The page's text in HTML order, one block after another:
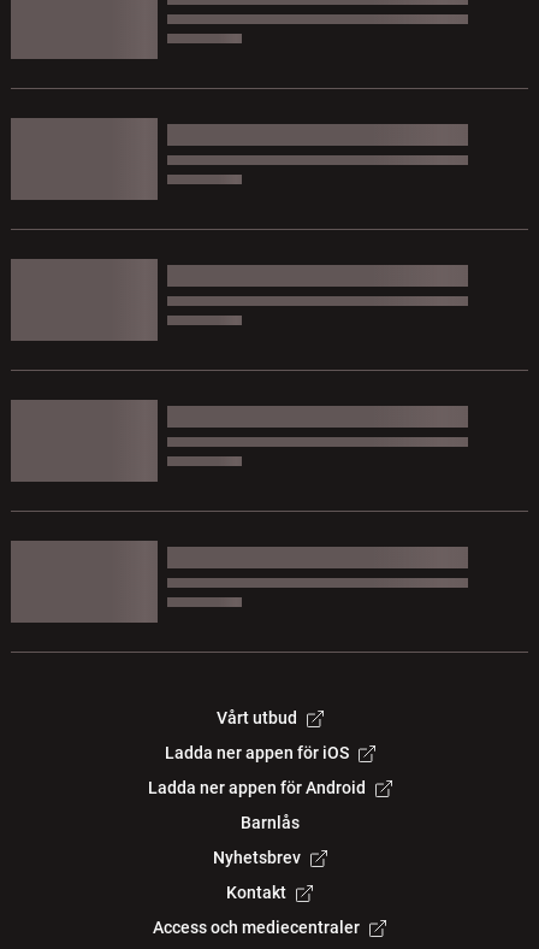
Vårt utbud
Ladda ner appen för iOS
Ladda ner appen för Android
Barnlås
Nyhetsbrev
Kontakt
Access och mediecentraler